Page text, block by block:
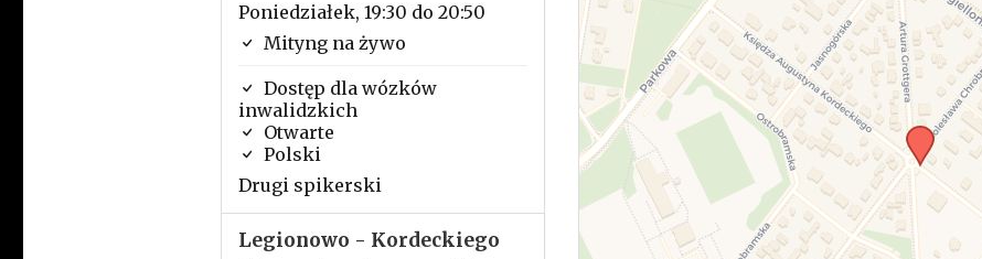
Poniedziałek, 19:30 do 20:50
Mityng na żywo
Dostęp dla wózków
inwalidzkich
Otwarte
Polski
Drugi spikerski
Legionowo - Kordeckiego